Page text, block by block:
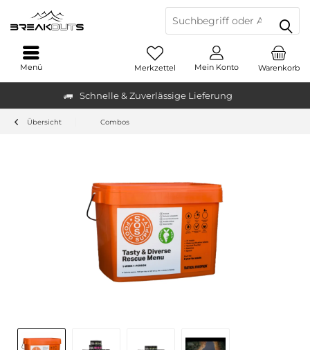
Schnelle & Zuverlässige Lieferung
Warenkorb
Merkzettel Mein Konto
Menü
Übersicht Combos